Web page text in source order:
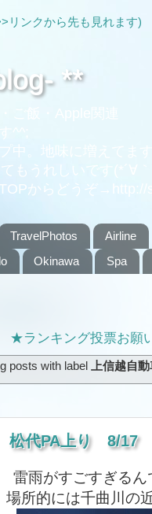
リンクから先も見れます)
**
ご飯・Apple関連
^^;
中。地味に増えてま
もうれしいです(*´∀
からどうぞ→http://
TravelPhotos
Airline
Okinawa Spa
★ランキング投票お願
posts with label上信越自動
松代PA上り 8/17
雷雨がすごすぎるん
場所的には千曲川の